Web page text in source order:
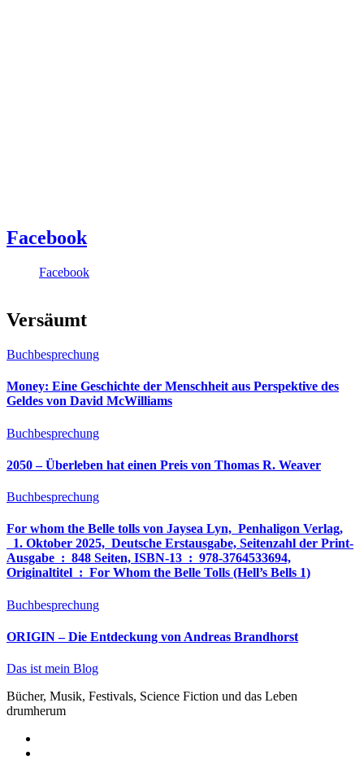
Facebook
Facebook
Versäumt
Buchbesprechung
Money: Eine Geschichte der Menschheit aus Perspektive des
Geldes von David McWilliams
Buchbesprechung
2050 – Überleben hat einen Preis von Thomas R. Weaver
Buchbesprechung
For whom the Belle tolls von Jaysea Lyn, ‎ Penhaligon Verlag,
‎ 1. Oktober 2025, ‎ Deutsche Erstausgabe, Seitenzahl der Print-
Ausgabe ‏ : ‎ 848 Seiten, ISBN-13 ‏ : ‎ 978-3764533694,
Originaltitel ‏ : ‎ For Whom the Belle Tolls (Hell’s Bells 1)
Buchbesprechung
ORIGIN – Die Entdeckung von Andreas Brandhorst
Das ist mein Blog
Bücher, Musik, Festivals, Science Fiction und das Leben
drumherum